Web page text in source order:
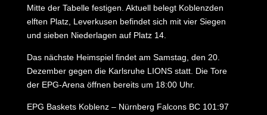
Mitte der Tabelle festigen. Aktuell belegt Koblenzden
elften Platz, Leverkusen befindet sich mit vier Siegen
und sieben Niederlagen auf Platz 14.
Das nächste Heimspiel findet am Samstag, den 20.
Dezember gegen die Karlsruhe LIONS statt. Die Tore
der EPG-Arena öffnen bereits um 18:00 Uhr.
EPG Baskets Koblenz – Nürnberg Falcons BC 101:97